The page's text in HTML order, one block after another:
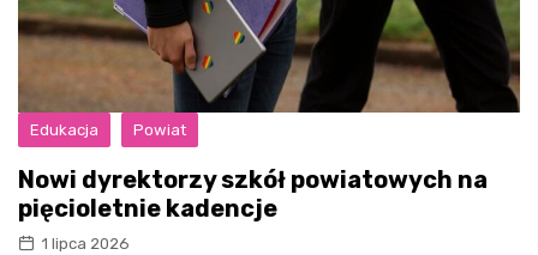
Edukacja Powiat
Nowi dyrektorzy szkół powiatowych na
pięcioletnie kadencje
1 lipca 2026